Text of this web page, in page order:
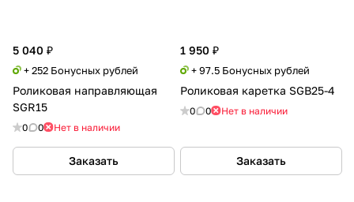
5 040 ₽
+ 252 Бонусных рублей
Роликовая направляющая
SGR15
0 0 Нет в наличии
Заказать
1 950 ₽
+ 97.5 Бонусных рублей
Роликовая каретка SGB25-4
0 0 Нет в наличии
Заказать